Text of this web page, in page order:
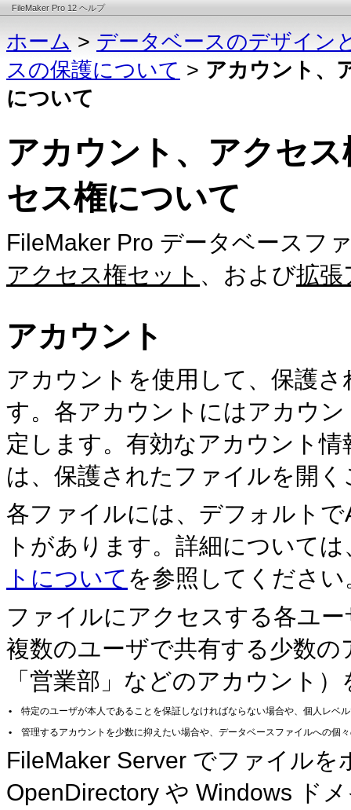
FileMaker Pro 12 ヘルプ
ホーム > データベースのデザイン
スの保護について > アカウント、
について
アカウント、アクセ
セス権について
FileMaker Pro データベースフ
アクセス権セット 、および拡張
アカウント
アカウントを使用して、保護
す。各アカウントにはアカ ウ
定します。有効なアカウント
は、保護されたファイルを開
各ファイルには、デフォルト
トがあります。詳細については
トについて を参照してください
ファイルにアクセスする各ユ
複数のユーザで共有する少数の
「営業部」などのアカウント
•
特定のユーザが本人であることを保証しなければならない場合や、個人レベ
•
管理するアカウントを少数に抑えたい場合や、データベースファイルへの個
FileMaker Server でファイルを
OpenDirectory や Windows ド